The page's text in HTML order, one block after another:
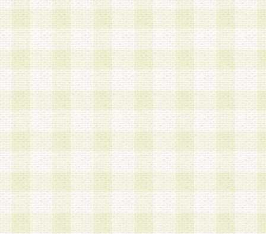
盗用など第三者の利用に伴う損害の発生について
き事由の有無、その他原因の如何を問わず、一切
のとします。
第5条 会員の登録情報
1.当社は、会員の登録情報に含まれる氏名・住所
アドレス等会員個人を識別できる情報を当社が別
シーポリシー
」に基づき適切に取り扱うものとし
は、当該個人情報を以下の各号に定める目的に利
す。なお、これら事項以外の目的で個人情報を利
かじめ会員の同意を得たうえで利用するものとし
a.本サービスの実施または運営
b.本サービスに係る謝礼、景品、調査サンプル品
c.会員からの電話、メール等の問い合わせなどへ
d.その他これらに付随する業務